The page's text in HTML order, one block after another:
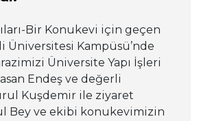
Bir Konukevi için geçen
Üniversitesi Kampüsü’nde
Üniversite Yapı İşleri
Endeş ve değerli
Kuşdemir ile ziyaret
Bey ve ekibi konukevimizin